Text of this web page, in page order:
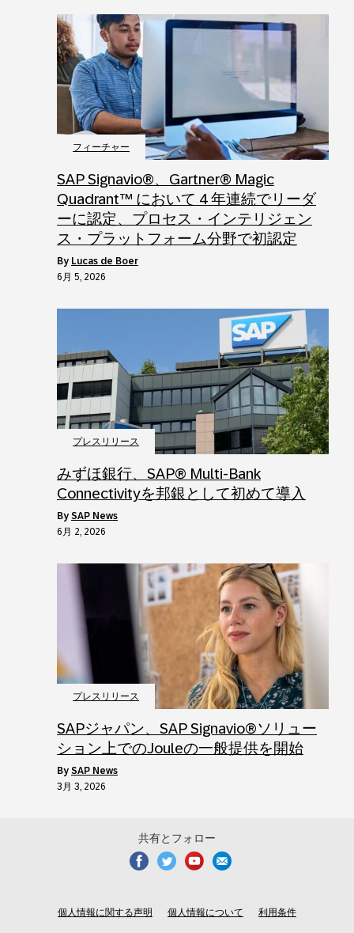
フィーチャー
SAP Signavio®、Gartner® Magic
Quadrant™ において 4 年連続でリーダ
ーに認定、プロセス・インテリジェン
ス・プラットフォーム分野で初認定
by Lucas de Boer
6月 5, 2026
プレスリリース
みずほ銀行、SAP® Multi‑Bank
Connectivityを邦銀として初めて導入
by SAP News
6月 2, 2026
プレスリリース
SAPジャパン、SAP Signavio®ソリュー
ション上でのJouleの一般提供を開始
by SAP News
3月 3, 2026
共有とフォロー
個人情報に関する声明 個人情報について 利用条件